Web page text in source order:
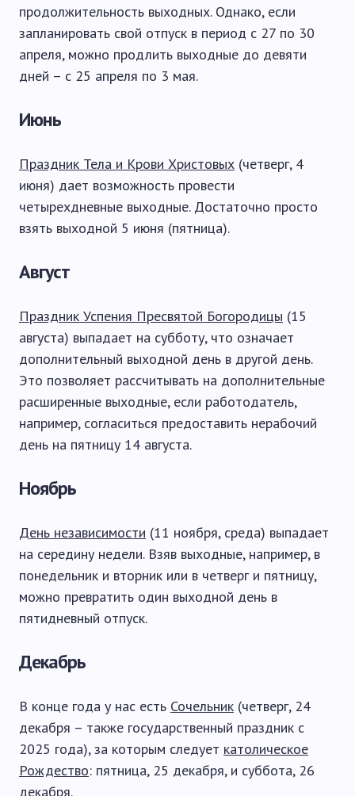
продолжительность выходных. Однако, если
запланировать свой отпуск в период с 27 по 30
апреля, можно продлить выходные до девяти
дней – с 25 апреля по 3 мая.
Июнь
Праздник Тела и Крови Христовых (четверг, 4
июня) дает возможность провести
четырехдневные выходные. Достаточно просто
взять выходной 5 июня (пятница).
Август
Праздник Успения Пресвятой Богородицы (15
августа) выпадает на субботу, что означает
дополнительный выходной день в другой день.
Это позволяет рассчитывать на дополнительные
расширенные выходные, если работодатель,
например, согласиться предоставить нерабочий
день на пятницу 14 августа.
Ноябрь
День независимости (11 ноября, среда) выпадает
на середину недели. Взяв выходные, например, в
понедельник и вторник или в четверг и пятницу,
можно превратить один выходной день в
пятидневный отпуск.
Декабрь
В конце года у нас есть Сочельник (четверг, 24
декабря – также государственный праздник с
2025 года), за которым следует католическое
Рождество: пятница, 25 декабря, и суббота, 26
декабря.